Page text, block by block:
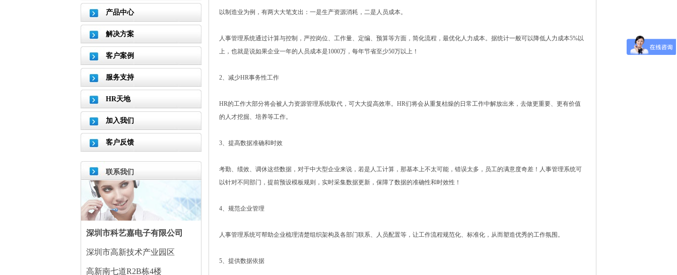
产品中心
解决方案
客户案例
服务支持
HR天地
加入我们
客户反馈
联系我们
深圳市科艺嘉电子有限公司
深圳市高新技术产业园区
高新南七道R2B栋4楼
以制造业为例，有两大大笔支出：一是生产资源消耗，二是人员成本。
人事管理系统通过计算与控制，严控岗位、工作量、定编、预算等方面，简化流程，最优化人力成本。据统计一般可以降低人力成本5%以
上，也就是说如果企业一年的人员成本是1000万，每年节省至少50万以上！
2、减少HR事务性工作
HR的工作大部分将会被人力资源管理系统取代，可大大提高效率。HR们将会从重复枯燥的日常工作中解放出来，去做更重要、更有价值
的人才挖掘、培养等工作。
3、提高数据准确和时效
考勤、绩效、调休这些数据，对于中大型企业来说，若是人工计算，那基本上不太可能，错误太多，员工的满意度奇差！人事管理系统可
以针对不同部门，提前预设模板规则，实时采集数据更新，保障了数据的准确性和时效性！
4、规范企业管理
人事管理系统可帮助企业梳理清楚组织架构及各部门联系、人员配置等，让工作流程规范化、标准化，从而塑造优秀的工作氛围。
5、提供数据依据